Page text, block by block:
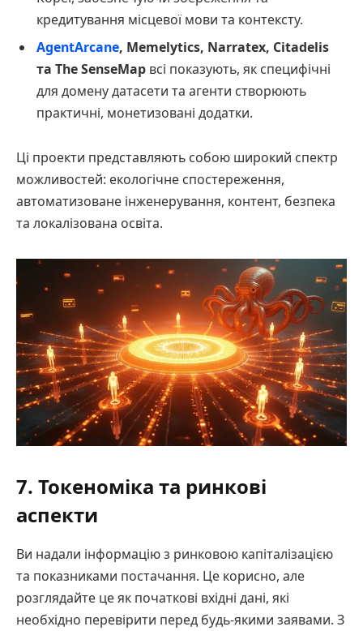
кредитування місцевої мови та контексту.
AgentArcane, Memelytics, Narratex, Citadelis
та The SenseMap всі показують, як специфічні
для домену датасети та агенти створюють
практичні, монетизовані додатки.
Ці проекти представляють собою широкий спектр
можливостей: екологічне спостереження,
автоматизоване інженерування, контент, безпека
та локалізована освіта.
7. Токеноміка та ринкові
аспекти
Ви надали інформацію з ринковою капіталізацією
та показниками постачання. Це корисно, але
розглядайте це як початкові вхідні дані, які
необхідно перевірити перед будь-якими заявами. З